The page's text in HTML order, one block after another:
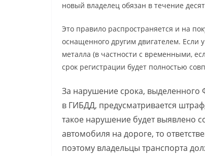
новый владелец обязан в течение
Это правило распространяется и на
оснащенного другим двигателем. Если
металла (в частности с временными,
срок регистрации будет полностью
За нарушение срока,
в ГИБДД, предусматривается
такое нарушение будет выявлено
автомобиля на дороге, то
поэтому владельцы транспорта